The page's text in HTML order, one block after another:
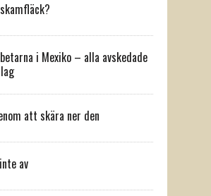
i Mexiko – alla avskedade
att skära ner den
av